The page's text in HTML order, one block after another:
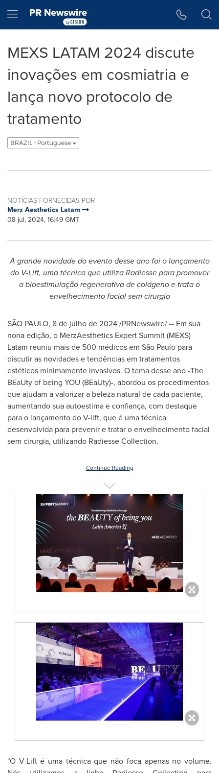
Hamburger menu
MEXS LATAM 2024 discute
inovações em cosmiatria e
lança novo protocolo de
tratamento
BRAZIL - Portuguese
NOTÍCIAS FORNECIDAS POR
Merz Aesthetics Latam
08 jul, 2024, 16:49 GMT
A grande novidade do evento desse ano foi o lançamento
do V-Lift, uma técnica que utiliza Radiesse para promover
a bioestimulação regenerativa de colágeno e trata o
envelhecimento facial sem cirurgia
SÃO PAULO, 8 de julho de 2024/PRNewswire/ -- Em sua
nona edição, o MerzAesthetics Expert Summit (MEXS)
Latam reuniu mais de 500 médicos em São Paulo para
discutir as novidades e tendências em tratamentos
estéticos minimamente invasivos. O tema desse ano -The
BEaUty of being YOU (BEaUty)-, abordou os procedimentos
que ajudam a valorizar a beleza natural de cada paciente,
aumentando sua autoestima e confiança, com destaque
para o lançamento do V-lift, que é uma técnica
desenvolvida para prevenir e tratar o envelhecimento facial
sem cirurgia, utilizando Radiesse Collection.
Continue Reading
"O V-Lift é uma técnica que não foca apenas no volume.